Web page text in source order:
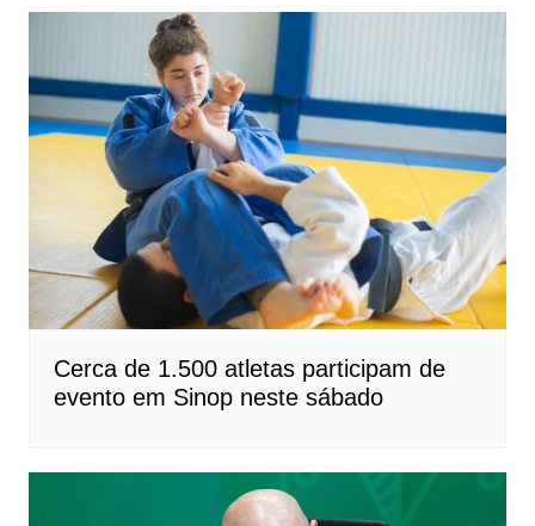
Cerca de 1.500 atletas participam de
evento em Sinop neste sábado